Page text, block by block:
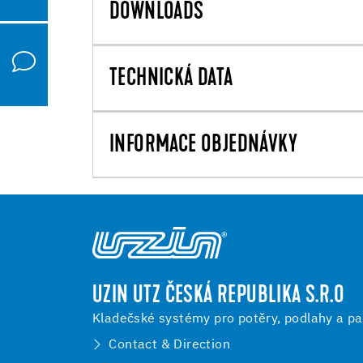
DOWNLOADS
TECHNICKÁ DATA
INFORMACE OBJEDNÁVKY
UZIN UTZ ČESKÁ REPUBLIKA S.R.O
Kladečské systémy pro potěry, podlahy a
Contact & Direction